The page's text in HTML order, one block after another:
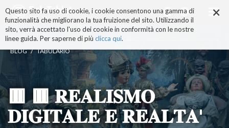
×
Questo sito fa uso di cookie, i cookie consentono una gamma di
funzionalità che migliorano la tua fruizione del sito. Utilizzando il
sito, verrà accettato l'uso dei cookie in conformità con le nostre
linee guida. Per saperne di più clicca qui.
ai
contenuti.
|
alla
navigazione
BLOG / TABULARIO
🟥 🟥 𝐑𝐄𝐀𝐋𝐈𝐒𝐌𝐎
𝐃𝐈𝐆𝐈𝐓𝐀𝐋𝐄 𝐄 𝐑𝐄𝐀𝐋𝐓𝐀'